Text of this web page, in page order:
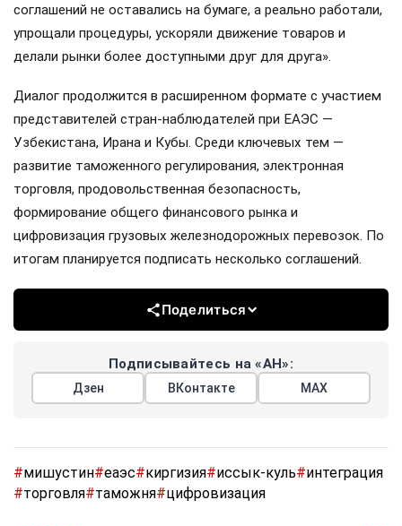
соглашений не оставались на бумаге, а реально работали,
упрощали процедуры, ускоряли движение товаров и
делали рынки более доступными друг для друга».
Диалог продолжится в расширенном формате с участием
представителей стран-наблюдателей при ЕАЭС —
Узбекистана, Ирана и Кубы. Среди ключевых тем —
развитие таможенного регулирования, электронная
торговля, продовольственная безопасность,
формирование общего финансового рынка и
цифровизация грузовых железнодорожных перевозок. По
итогам планируется подписать несколько соглашений.
Поделиться
Подписывайтесь на «АН»:
Дзен ВКонтакте МАХ
#мишустин#еаэс#киргизия#иссык-куль#интеграция
#торговля#таможня#цифровизация